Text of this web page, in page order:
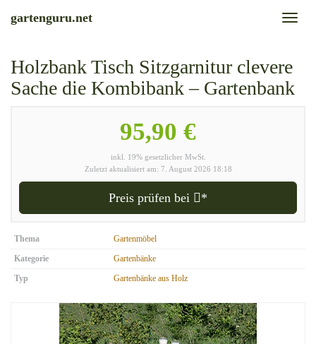
Toggle
gartenguru.net
Holzbank Tisch Sitzgarnitur clevere
Sache die Kombibank – Gartenbank
95,90 €
inkl. 19% gesetzlicher MwSt.
Zuletzt aktualisiert am: 7. August 2026 18:18
Preis prüfen bei *
Thema
Gartenmöbel
Kategorie
Gartenbänke
Typ
Gartenbänke aus Holz